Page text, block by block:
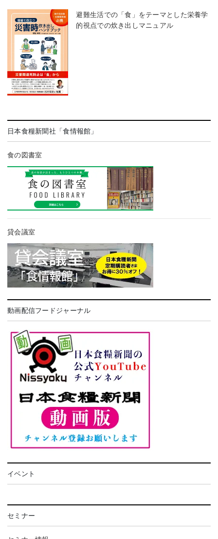
避難生活での「食」をテーマとした栄養学
的視点での炊き出しマニュアル
日本食糧新聞社「食情報館」
食の図書室
貸会議室
動画配信フードジャーナル
イベント
セミナー